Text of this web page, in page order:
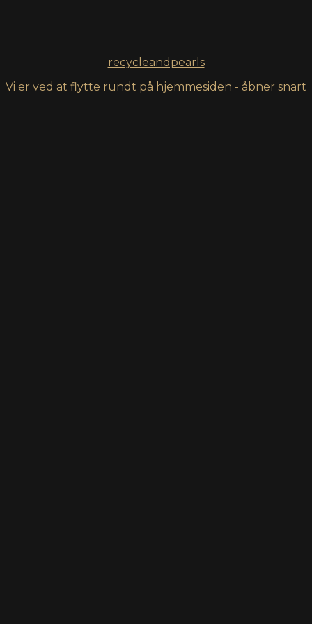
recycleandpearls
Vi er ved at flytte rundt på hjemmesiden - åbner snart